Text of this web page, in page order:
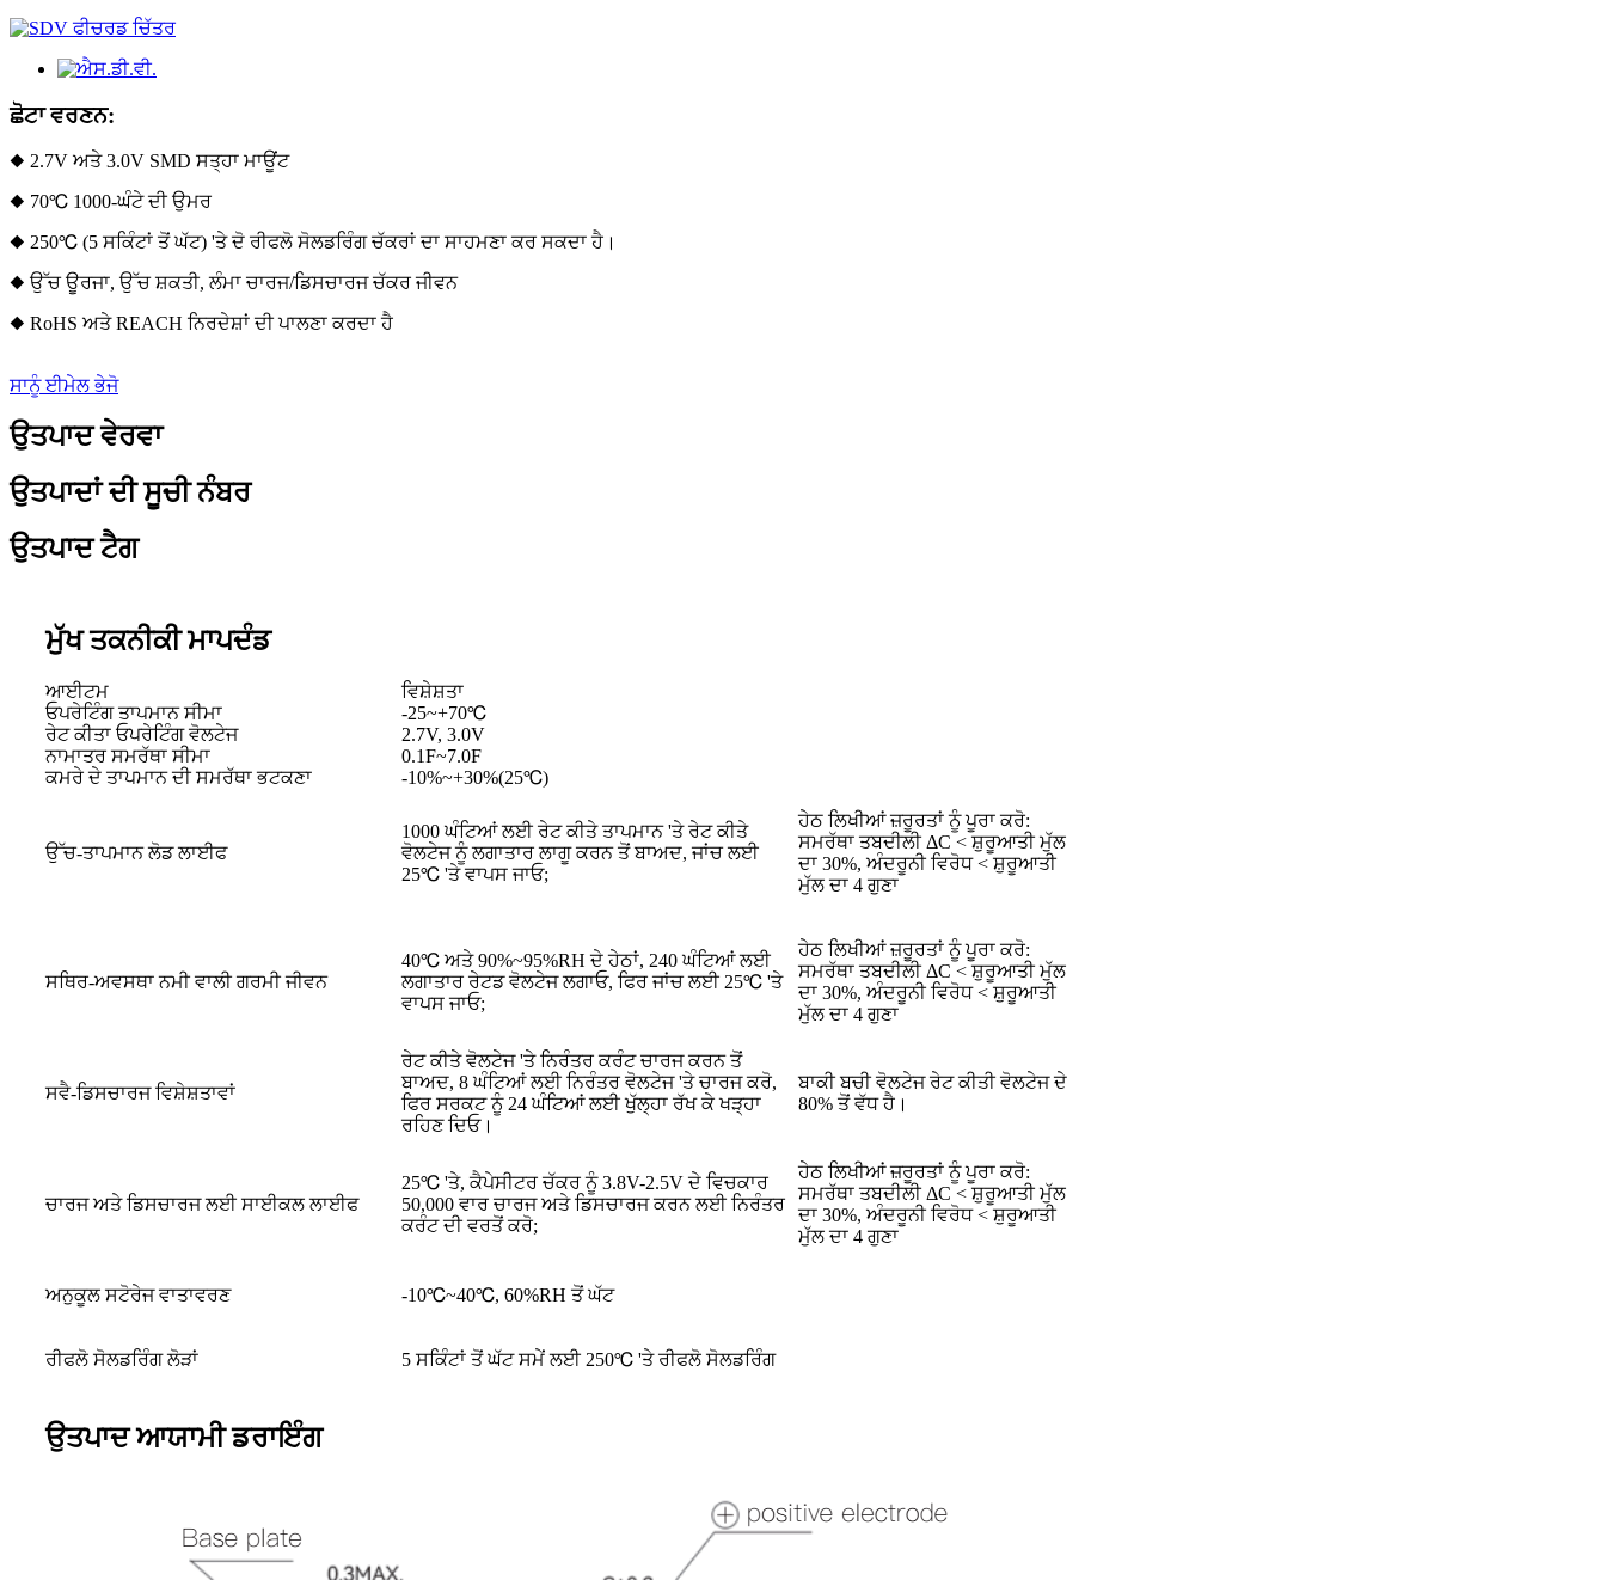
ਛੋਟਾ ਵਰਣਨ:
◆ 2.7V ਅਤੇ 3.0V SMD ਸਤ੍ਹਾ ਮਾਊਂਟ
◆ 70℃ 1000-ਘੰਟੇ ਦੀ ਉਮਰ
◆ 250℃ (5 ਸਕਿੰਟਾਂ ਤੋਂ ਘੱਟ) 'ਤੇ ਦੋ ਰੀਫਲੋ ਸੋਲਡਰਿੰਗ ਚੱਕਰਾਂ ਦਾ ਸਾਹਮਣਾ ਕਰ ਸਕਦਾ ਹੈ।
◆ ਉੱਚ ਊਰਜਾ, ਉੱਚ ਸ਼ਕਤੀ, ਲੰਮਾ ਚਾਰਜ/ਡਿਸਚਾਰਜ ਚੱਕਰ ਜੀਵਨ
◆ RoHS ਅਤੇ REACH ਨਿਰਦੇਸ਼ਾਂ ਦੀ ਪਾਲਣਾ ਕਰਦਾ ਹੈ
ਸਾਨੂੰ ਈਮੇਲ ਭੇਜੋ
ਉਤਪਾਦ ਵੇਰਵਾ
ਉਤਪਾਦਾਂ ਦੀ ਸੂਚੀ ਨੰਬਰ
ਉਤਪਾਦ ਟੈਗ
ਮੁੱਖ ਤਕਨੀਕੀ ਮਾਪਦੰਡ
ਆਈਟਮ
ਵਿਸ਼ੇਸ਼ਤਾ
ਓਪਰੇਟਿੰਗ ਤਾਪਮਾਨ ਸੀਮਾ
-25~+70℃
ਰੇਟ ਕੀਤਾ ਓਪਰੇਟਿੰਗ ਵੋਲਟੇਜ
2.7V, 3.0V
ਨਾਮਾਤਰ ਸਮਰੱਥਾ ਸੀਮਾ
0.1F~7.0F
ਕਮਰੇ ਦੇ ਤਾਪਮਾਨ ਦੀ ਸਮਰੱਥਾ ਭਟਕਣਾ
-10%~+30%(25℃)
ਉੱਚ-ਤਾਪਮਾਨ ਲੋਡ ਲਾਈਫ
1000 ਘੰਟਿਆਂ ਲਈ ਰੇਟ ਕੀਤੇ ਤਾਪਮਾਨ 'ਤੇ ਰੇਟ ਕੀਤੇ
ਵੋਲਟੇਜ ਨੂੰ ਲਗਾਤਾਰ ਲਾਗੂ ਕਰਨ ਤੋਂ ਬਾਅਦ, ਜਾਂਚ ਲਈ
25℃ 'ਤੇ ਵਾਪਸ ਜਾਓ;
ਹੇਠ ਲਿਖੀਆਂ ਜ਼ਰੂਰਤਾਂ ਨੂੰ ਪੂਰਾ ਕਰੋ:
ਸਮਰੱਥਾ ਤਬਦੀਲੀ ΔC < ਸ਼ੁਰੂਆਤੀ ਮੁੱਲ
ਦਾ 30%, ਅੰਦਰੂਨੀ ਵਿਰੋਧ < ਸ਼ੁਰੂਆਤੀ
ਮੁੱਲ ਦਾ 4 ਗੁਣਾ
ਸਥਿਰ-ਅਵਸਥਾ ਨਮੀ ਵਾਲੀ ਗਰਮੀ ਜੀਵਨ
40℃ ਅਤੇ 90%~95%RH ਦੇ ਹੇਠਾਂ, 240 ਘੰਟਿਆਂ ਲਈ
ਲਗਾਤਾਰ ਰੇਟਡ ਵੋਲਟੇਜ ਲਗਾਓ, ਫਿਰ ਜਾਂਚ ਲਈ 25℃ 'ਤੇ
ਵਾਪਸ ਜਾਓ;
ਹੇਠ ਲਿਖੀਆਂ ਜ਼ਰੂਰਤਾਂ ਨੂੰ ਪੂਰਾ ਕਰੋ:
ਸਮਰੱਥਾ ਤਬਦੀਲੀ ΔC < ਸ਼ੁਰੂਆਤੀ ਮੁੱਲ
ਦਾ 30%, ਅੰਦਰੂਨੀ ਵਿਰੋਧ < ਸ਼ੁਰੂਆਤੀ
ਮੁੱਲ ਦਾ 4 ਗੁਣਾ
ਸਵੈ-ਡਿਸਚਾਰਜ ਵਿਸ਼ੇਸ਼ਤਾਵਾਂ
ਰੇਟ ਕੀਤੇ ਵੋਲਟੇਜ 'ਤੇ ਨਿਰੰਤਰ ਕਰੰਟ ਚਾਰਜ ਕਰਨ ਤੋਂ
ਬਾਅਦ, 8 ਘੰਟਿਆਂ ਲਈ ਨਿਰੰਤਰ ਵੋਲਟੇਜ 'ਤੇ ਚਾਰਜ ਕਰੋ,
ਫਿਰ ਸਰਕਟ ਨੂੰ 24 ਘੰਟਿਆਂ ਲਈ ਖੁੱਲ੍ਹਾ ਰੱਖ ਕੇ ਖੜ੍ਹਾ
ਰਹਿਣ ਦਿਓ।
ਬਾਕੀ ਬਚੀ ਵੋਲਟੇਜ ਰੇਟ ਕੀਤੀ ਵੋਲਟੇਜ ਦੇ
80% ਤੋਂ ਵੱਧ ਹੈ।
ਚਾਰਜ ਅਤੇ ਡਿਸਚਾਰਜ ਲਈ ਸਾਈਕਲ ਲਾਈਫ
25℃ 'ਤੇ, ਕੈਪੇਸੀਟਰ ਚੱਕਰ ਨੂੰ 3.8V-2.5V ਦੇ ਵਿਚਕਾਰ
50,000 ਵਾਰ ਚਾਰਜ ਅਤੇ ਡਿਸਚਾਰਜ ਕਰਨ ਲਈ ਨਿਰੰਤਰ
ਕਰੰਟ ਦੀ ਵਰਤੋਂ ਕਰੋ;
ਹੇਠ ਲਿਖੀਆਂ ਜ਼ਰੂਰਤਾਂ ਨੂੰ ਪੂਰਾ ਕਰੋ:
ਸਮਰੱਥਾ ਤਬਦੀਲੀ ΔC < ਸ਼ੁਰੂਆਤੀ ਮੁੱਲ
ਦਾ 30%, ਅੰਦਰੂਨੀ ਵਿਰੋਧ < ਸ਼ੁਰੂਆਤੀ
ਮੁੱਲ ਦਾ 4 ਗੁਣਾ
ਅਨੁਕੂਲ ਸਟੋਰੇਜ ਵਾਤਾਵਰਣ -10℃~40℃, 60%RH ਤੋਂ ਘੱਟ
ਰੀਫਲੋ ਸੋਲਡਰਿੰਗ ਲੋੜਾਂ 5 ਸਕਿੰਟਾਂ ਤੋਂ ਘੱਟ ਸਮੇਂ ਲਈ 250℃ 'ਤੇ ਰੀਫਲੋ ਸੋਲਡਰਿੰਗ
ਉਤਪਾਦ ਆਯਾਮੀ ਡਰਾਇੰਗ